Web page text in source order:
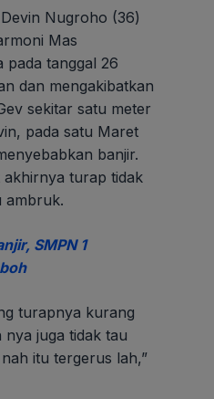
Nugroho (36)
Mas
pada tanggal 26
dan mengakibatkan
sekitar satu meter
pada satu Maret
banjir.
turap tidak
ambruk.
SMPN 1
turapnya kurang
juga tidak tau
itu tergerus lah,”